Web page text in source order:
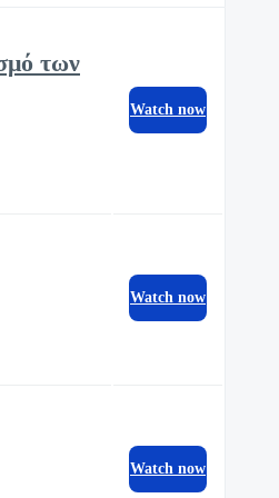
των
Watch now
Watch now
Watch now